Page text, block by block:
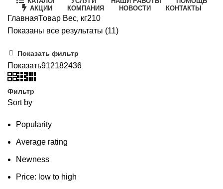
АКЦИИ
КОМПАНИЯ НОВОСТИ КОНТАКТЫ
ГлавнаяТовар Вес, кг210
Показаны все результаты (11)Цены:
Показать фильтр
Показать912182436
Фильтр
Sort by
Popularity
Average rating
Newness
Price: low to high